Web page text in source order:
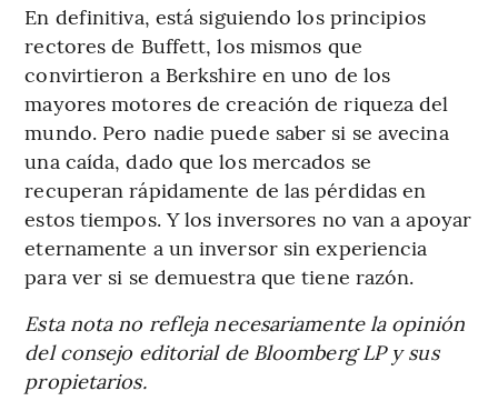
En definitiva, está siguiendo los principios
rectores de Buffett, los mismos que
convirtieron a Berkshire en uno de los
mayores motores de creación de riqueza del
mundo. Pero nadie puede saber si se avecina
una caída, dado que los mercados se
recuperan rápidamente de las pérdidas en
estos tiempos. Y los inversores no van a apoyar
eternamente a un inversor sin experiencia
para ver si se demuestra que tiene razón.
Esta nota no refleja necesariamente la opinión
del consejo editorial de Bloomberg LP y sus
propietarios.